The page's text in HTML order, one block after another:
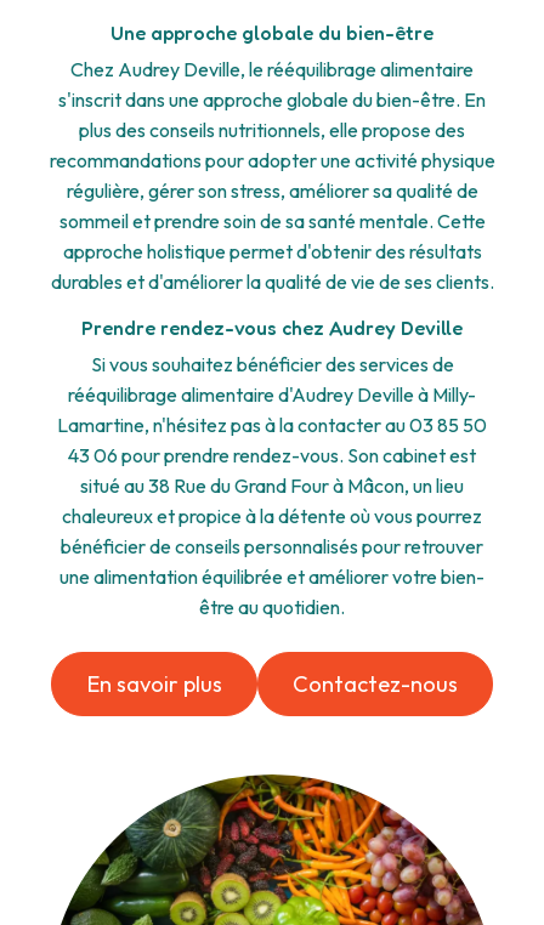
Une approche globale du bien-être
Chez Audrey Deville, le rééquilibrage alimentaire
s'inscrit dans une approche globale du bien-être. En
plus des conseils nutritionnels, elle propose des
recommandations pour adopter une activité physique
régulière, gérer son stress, améliorer sa qualité de
sommeil et prendre soin de sa santé mentale. Cette
approche holistique permet d'obtenir des résultats
durables et d'améliorer la qualité de vie de ses clients.
Prendre rendez-vous chez Audrey Deville
Si vous souhaitez bénéficier des services de
rééquilibrage alimentaire d'Audrey Deville à Milly-
Lamartine, n'hésitez pas à la contacter au 03 85 50
43 06 pour prendre rendez-vous. Son cabinet est
situé au 38 Rue du Grand Four à Mâcon, un lieu
chaleureux et propice à la détente où vous pourrez
bénéficier de conseils personnalisés pour retrouver
une alimentation équilibrée et améliorer votre bien-
être au quotidien.
En savoir plus Contactez-nous